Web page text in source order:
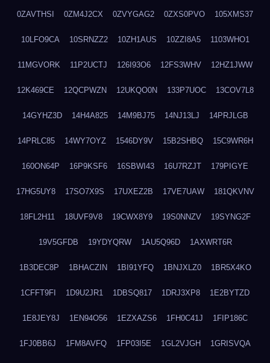
0ZAVTHSI 0ZM4J2CX 0ZVYGAG2 0ZXS0PVO 105XMS37
10LFO9CA 10SRNZZ2 10ZH1AUS 10ZZI8A5 1103WHO1
11MGVORK 11P2UCTJ 126I93O6 12FS3WHV 12HZ1JWW
12K469CE 12QCPWZN 12UKQO0N 133P7UOC 13COV7L8
14GYHZ3D 14H4A825 14M9BJ75 14NJ13LJ 14PRJLGB
14PRLC85 14WY7OYZ 1546DY9V 15B2SHBQ 15C9WR6H
160ON64P 16P9KSF6 16SBWI43 16U7RZJT 179PIGYE
17HG5UY8 17SO7X9S 17UXEZ2B 17VE7UAW 181QKVNV
18FL2H11 18UVF9V8 19CWX8Y9 19S0NNZV 19SYNG2F
19V5GFDB 19YDYQRW 1AU5Q96D 1AXWRT6R
1B3DEC8P 1BHACZIN 1BI91YFQ 1BNJXLZ0 1BR5X4KO
1CFFT9FI 1D9U2JR1 1DBSQ817 1DRJ3XP8 1E2BYTZD
1E8JEY8J 1EN94O56 1EZXAZS6 1FH0C41J 1FIP186C
1FJ0BB6J 1FM8AVFQ 1FP03I5E 1GL2VJGH 1GRISVQA